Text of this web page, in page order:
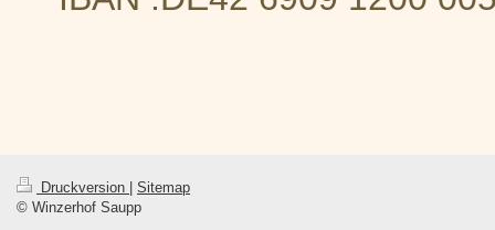
Druckversion
Sitemap
© Winzerhof Saupp